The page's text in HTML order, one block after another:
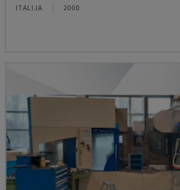
ITALIJA 2000